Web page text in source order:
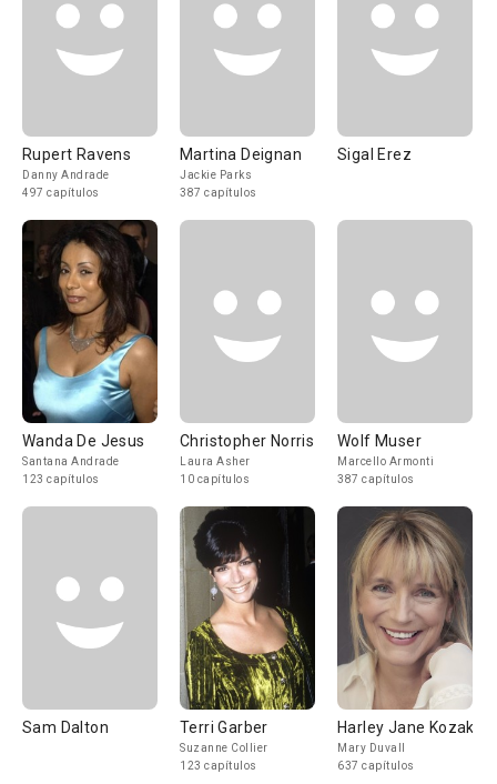
Rupert Ravens
Danny Andrade
497 capítulos
Martina Deignan
Jackie Parks
387 capítulos
Sigal Erez
Wanda De Jesus
Santana Andrade
123 capítulos
Christopher Norris
Laura Asher
10 capítulos
Wolf Muser
Marcello Armonti
387 capítulos
Sam Dalton Terri Garber
Suzanne Collier
123 capítulos
Harley Jane Kozak
Mary Duvall
637 capítulos